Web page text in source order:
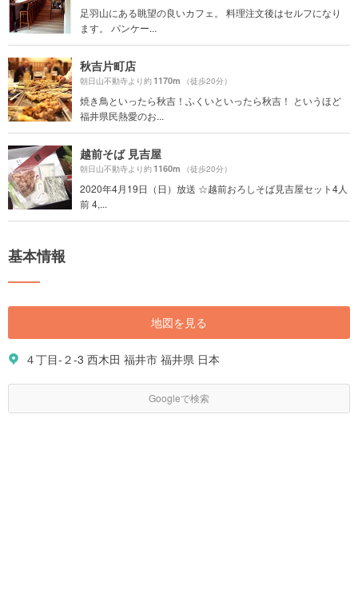
足羽山にある眺望の良いカフェ。 料理注文後はセルフになり
ます。 パンケー...
秋吉片町店
朝日山不動寺より約1170m （徒歩20分）
焼き鳥といったら秋吉！ふくいといったら秋吉！ というほど
福井県民熱愛のお...
越前そば 見吉屋
朝日山不動寺より約1160m （徒歩20分）
2020年4月19日（日）放送 ☆越前おろしそば見吉屋セット4人
前 4,...
基本情報
地図を見る
４丁目-２-3 西木田 福井市 福井県 日本
Googleで検索